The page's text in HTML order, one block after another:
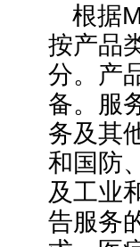
根据
按产品
分。产
备。服
务及其
和国防
及工业
告服务